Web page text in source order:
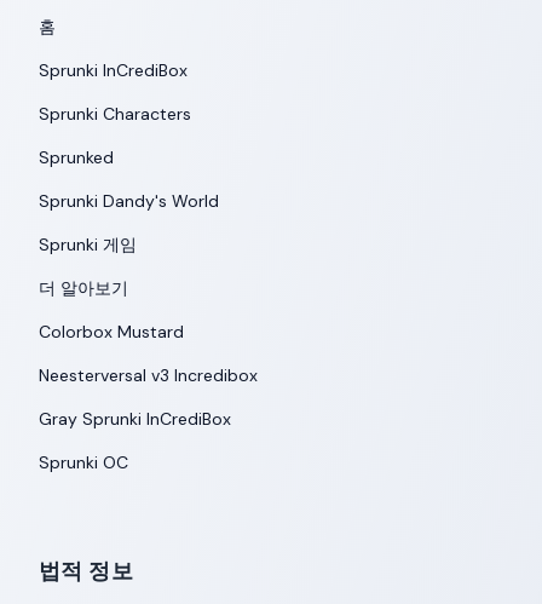
홈
Sprunki InCrediBox
Sprunki Characters
Sprunked
Sprunki Dandy's World
Sprunki 게임
더 알아보기
Colorbox Mustard
Neesterversal v3 Incredibox
Gray Sprunki InCrediBox
Sprunki OC
법적 정보